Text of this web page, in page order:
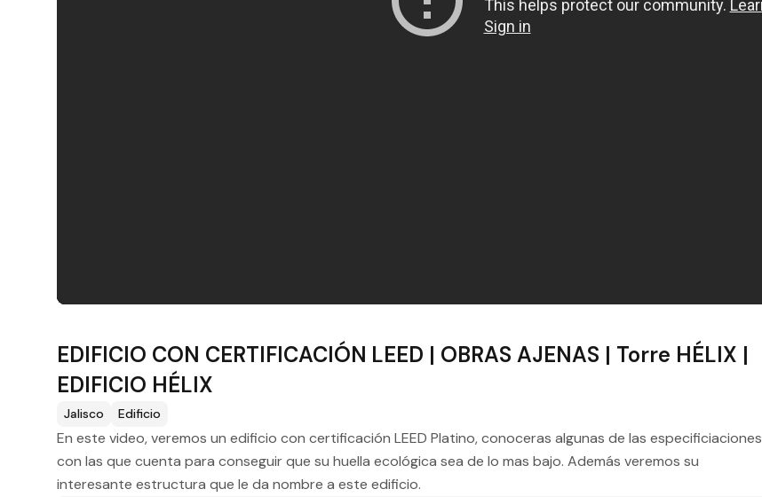
EDIFICIO CON CERTIFICACIÓN LEED | OBRAS AJENAS | Torre HÉLIX |
EDIFICIO HÉLIX
Jalisco Edificio
En este video, veremos un edificio con certificación LEED Platino, conoceras algunas de las especificiaciones
con las que cuenta para conseguir que su huella ecológica sea de lo mas bajo. Además veremos su
interesante estructura que le da nombre a este edificio.
Filtros
Recamaras